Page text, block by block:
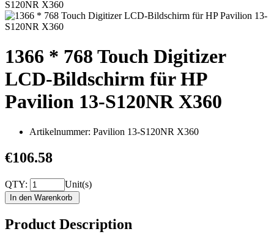
1366 * 768 Touch Digitizer
LCD-Bildschirm für HP
Pavilion 13-S120NR X360
Artikelnummer: Pavilion 13-S120NR X360
€106.58
QTY: Unit(s)
Product Description